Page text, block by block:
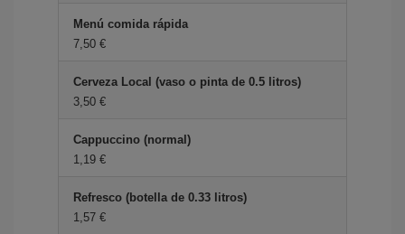
Menú comida rápida
7,50 €
Cerveza Local (vaso o pinta de 0.5 litros)
3,50 €
Cappuccino (normal)
1,19 €
Refresco (botella de 0.33 litros)
1,57 €